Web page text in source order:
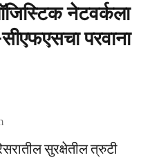
नेटवर्कला
परवाना
सुरक्षेतील त्रुटी